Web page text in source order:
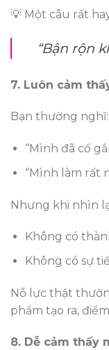
💡 Một câu rất
“Bận rộn
7. Luôn cảm
Bạn thường nghĩ:
“Mình đã cố
“Mình làm rất
Nhưng khi nhìn
Không có
Không có sự
Nỗ lực thật
phẩm tạo ra,
8. Dễ cảm thấy